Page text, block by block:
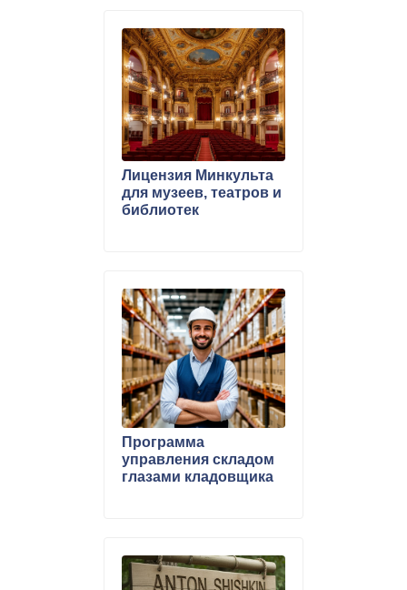
Лицензия Минкульта
для музеев, театров и
библиотек
Программа
управления складом
глазами кладовщика